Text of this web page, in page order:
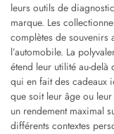
leurs outils de
marque. Les
complètes de souvenirs
l’automobile. La
étend leur utilité au-
qui en fait des cadeaux
que soit leur âge ou leur
un rendement maximal
différents contextes